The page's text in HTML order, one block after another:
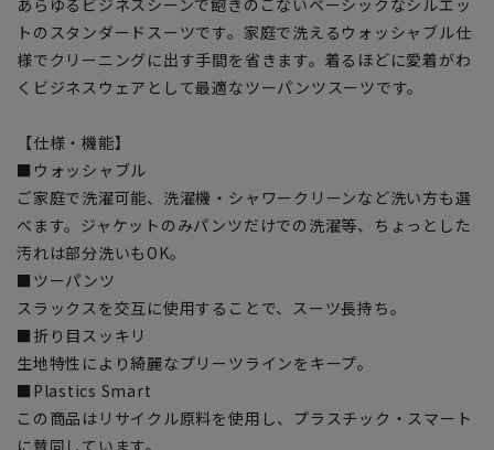
トのスタンダードスーツです。家庭で洗えるウォッシャブル仕
様でクリーニングに出す手間を省きます。着るほどに愛着がわ
くビジネスウェアとして最適なツーパンツスーツです。
【仕様・機能】
■ウォッシャブル
ご家庭で洗濯可能、洗濯機・シャワークリーンなど洗い方も選
べます。ジャケットのみパンツだけでの洗濯等、ちょっとした
汚れは部分洗いもOK。
■ツーパンツ
スラックスを交互に使用することで、スーツ長持ち。
■折り目スッキリ
生地特性により綺麗なプリーツラインをキープ。
■Plastics Smart
この商品はリサイクル原料を使用し、プラスチック・スマート
に賛同しています。